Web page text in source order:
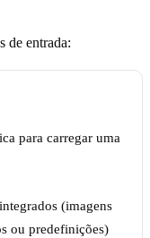
de entrada:
para carregar uma
(imagens
ou predefinições)